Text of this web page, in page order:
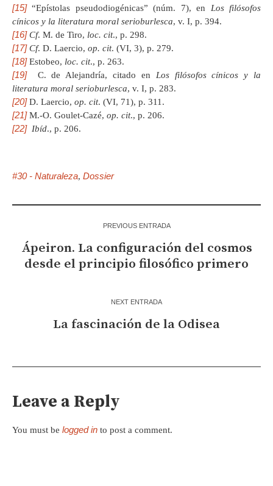
[15]“Epístolas pseudodiogénicas” (núm. 7), en Los filósofos
cínicos y la literatura moral serioburlesca, v. I, p. 394.
[16] Cf. M. de Tiro, loc. cit., p. 298.
[17] Cf. D. Laercio, op. cit. (VI, 3), p. 279.
[18]Estobeo, loc. cit., p. 263.
[19]C. de Alejandría, citado en Los filósofos cínicos y la
literatura moral serioburlesca, v. I, p. 283.
[20]D. Laercio, op. cit. (VI, 71), p. 311.
[21]M.-O. Goulet-Cazé, op. cit., p. 206.
[22] Ibíd., p. 206.
#30 - Naturaleza, Dossier
PREVIOUS ENTRADA
Ápeiron. La configuración del cosmos
desde el principio filosófico primero
NEXT ENTRADA
La fascinación de la Odisea
Leave a Reply
You must be logged in to post a comment.